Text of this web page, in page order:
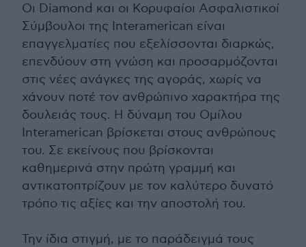
Οι Diamond και οι Κορυφαίοι Ασφαλιστικοί
Σύμβουλοι της Interamerican είναι
επαγγελματίες που εξελίσσονται διαρκώς,
επενδύουν στη γνώση και προσαρμόζονται
στις νέες ανάγκες της αγοράς, χωρίς να
χάνουν ποτέ τον ανθρώπινο χαρακτήρα της
δουλειάς τους. Η δύναμη του Ομίλου
Interamerican βρίσκεται στους ανθρώπους
του. Σε εκείνους που βρίσκονται
καθημερινά στην πρώτη γραμμή και
αντικατοπτρίζουν με τον καλύτερο δυνατό
τρόπο τις αξίες και την αποστολή του.
Την ίδια στιγμή, με το παράδειγμά τους